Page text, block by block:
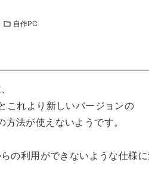
自作PC
これより新しいバージョンの
法が使えないようです。
の利用ができないような仕様